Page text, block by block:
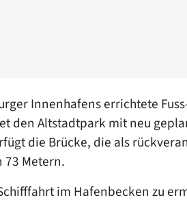
Innenhafens errichtete
den Altstadtpark mit neu
die Brücke, die als
Metern.
im Hafenbecken zu